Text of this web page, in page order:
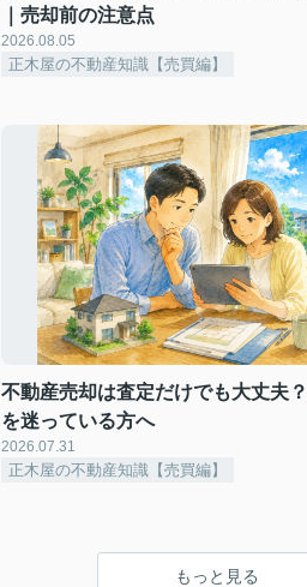
｜売却前の注意点
2026.08.05
正木屋の不動産知識【売買編】
不動産売却は査定だけでも大丈夫
を迷っている方へ
2026.07.31
正木屋の不動産知識【売買編】
もっと見る